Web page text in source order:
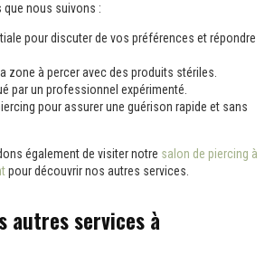
que nous suivons :
pour discuter de vos préférences et répondre
zone à percer avec des produits stériles.
par un professionnel expérimenté.
pour assurer une guérison rapide et sans
également de visiter notre salon de piercing à
pour découvrir nos autres services.
autres services à